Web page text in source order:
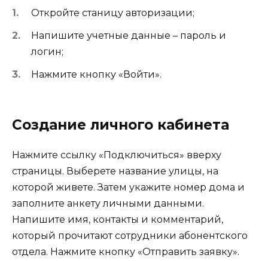
Откройте станицу авторизации;
Напишите учетные данные – пароль и
логин;
Нажмите кнопку «Войти».
Создание личного кабинета
Нажмите ссылку «Подключиться» вверху
страницы. Выберете название улицы, на
которой живете. Затем укажите номер дома и
заполните анкету личными данными.
Напишите имя, контакты и комментарий,
который прочитают сотрудники абонентского
отдела. Нажмите кнопку «Отправить заявку».